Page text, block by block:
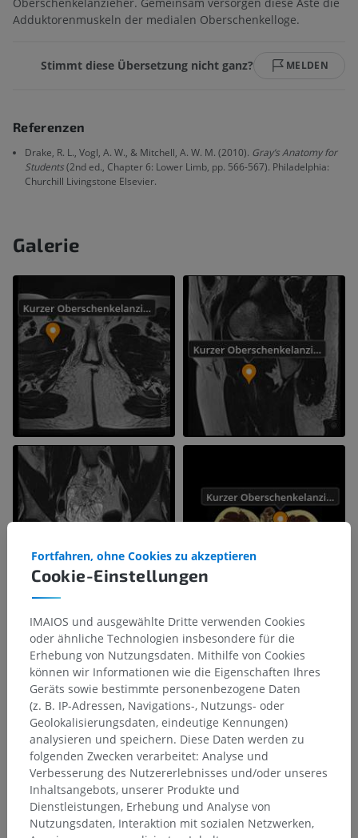
Adduktorenmuskeln der medialen Oberschenkelloge.
Stimmt diese Übersetzung nicht ganz? MELDEN
Referenzen
Drake, R. L., Vogl, A. W., & Mitchell, A. W. M. (2010). Gray’s Anatomy for
Students(2nd ed., Chapter 6: Lower Limb, pp. 566-567). Philadelphia:
Churchill Livingstone Elsevier.
Galerie
Cookie-Einstellungen
Fortfahren, ohne Cookies zu akzeptieren
IMAIOS und ausgewählte Dritte verwenden Cookies
oder ähnliche Technologien insbesondere für die
Erhebung von Nutzungsdaten. Mithilfe von Cookies
können wir Informationen wie die Eigenschaften Ihres
Geräts sowie bestimmte personenbezogene Daten
(z. B. IP-Adressen, Navigations-, Nutzungs- oder
Geolokalisierungsdaten, eindeutige Kennungen)
analysieren und speichern. Diese Daten werden zu
folgenden Zwecken verarbeitet: Analyse und
Verbesserung des Nutzererlebnisses und/oder unseres
Inhaltsangebots, unserer Produkte und
Dienstleistungen, Erhebung und Analyse von
Nutzungsdaten, Interaktion mit sozialen Netzwerken,